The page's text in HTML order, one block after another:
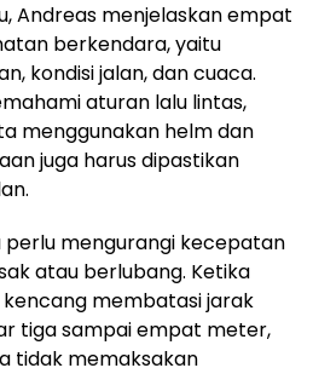
Andreas menjelaskan empat
berkendara, yaitu
kondisi jalan, dan cuaca.
aturan lalu lintas,
menggunakan helm dan
juga harus dipastikan
perlu mengurangi kecepatan
atau berlubang. Ketika
kencang membatasi jarak
tiga sampai empat meter,
tidak memaksakan